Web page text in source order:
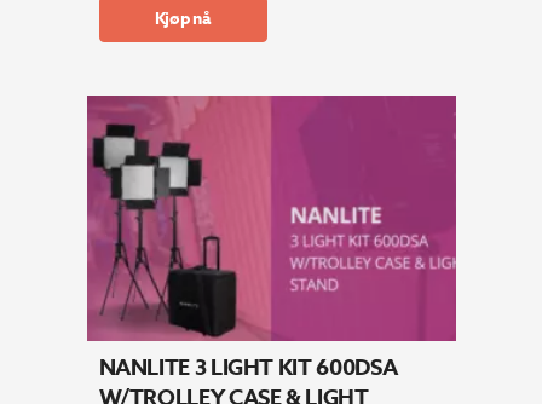
Kjøp nå
NANLITE 3 LIGHT KIT 600DSA
W/TROLLEY CASE & LIGHT